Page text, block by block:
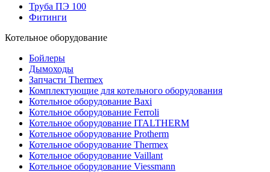
Труба ПЭ 100
Фитинги
Котельное оборудование
Бойлеры
Дымоходы
Запчасти Thermex
Комплектующие для котельного оборудования
Котельное оборудование Baxi
Котельное оборудование Ferroli
Котельное оборудование ITALTHERM
Котельное оборудование Protherm
Котельное оборудование Thermex
Котельное оборудование Vaillant
Котельное оборудование Viessmann